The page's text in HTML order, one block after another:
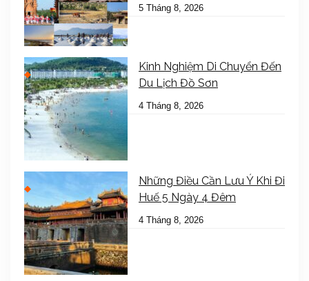
5 Tháng 8, 2026
Kinh Nghiệm Di Chuyển Đến
Du Lịch Đồ Sơn
4 Tháng 8, 2026
Những Điều Cần Lưu Ý Khi Đi
Huế 5 Ngày 4 Đêm
4 Tháng 8, 2026